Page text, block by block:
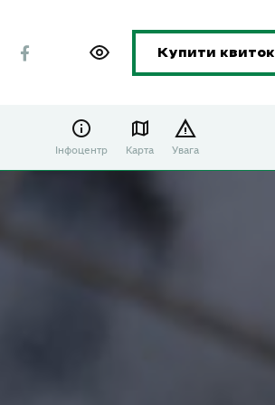
Купити квиток
Інфоцентр Карта Увага